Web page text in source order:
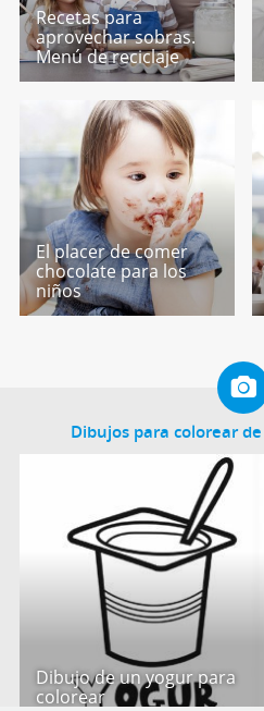
Recetas para
aprovechar sobras.
Menú de reciclaje
El placer de comer
chocolate para los
niños
Dibujos para colorear
Dibujo de un yogur para
colorear